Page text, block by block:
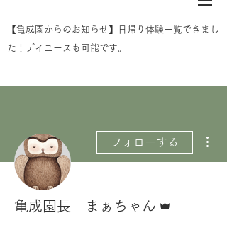
​【亀成園からのお知らせ】日帰り体験一覧できまし
た！デイユースも可能です。
フォローする
亀成園長 まぁちゃん